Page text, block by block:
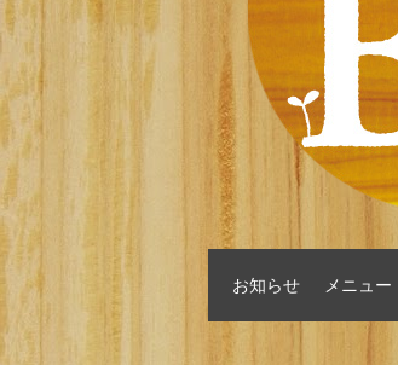
お知らせ メニュー